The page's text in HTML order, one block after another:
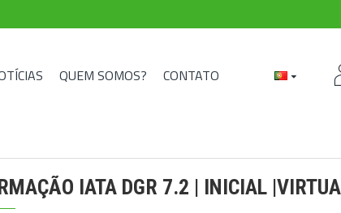
QUEM SOMOS? CONTATO
IATA DGR 7.2 | INICIAL